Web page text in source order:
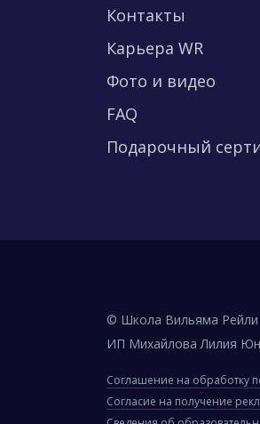
Контакты
Карьера WR
Фото и видео
FAQ
Подарочный
© Школа Вильяма Рейли
ИП Михайлова Лилия
Соглашение на обработку
Согласие на получение